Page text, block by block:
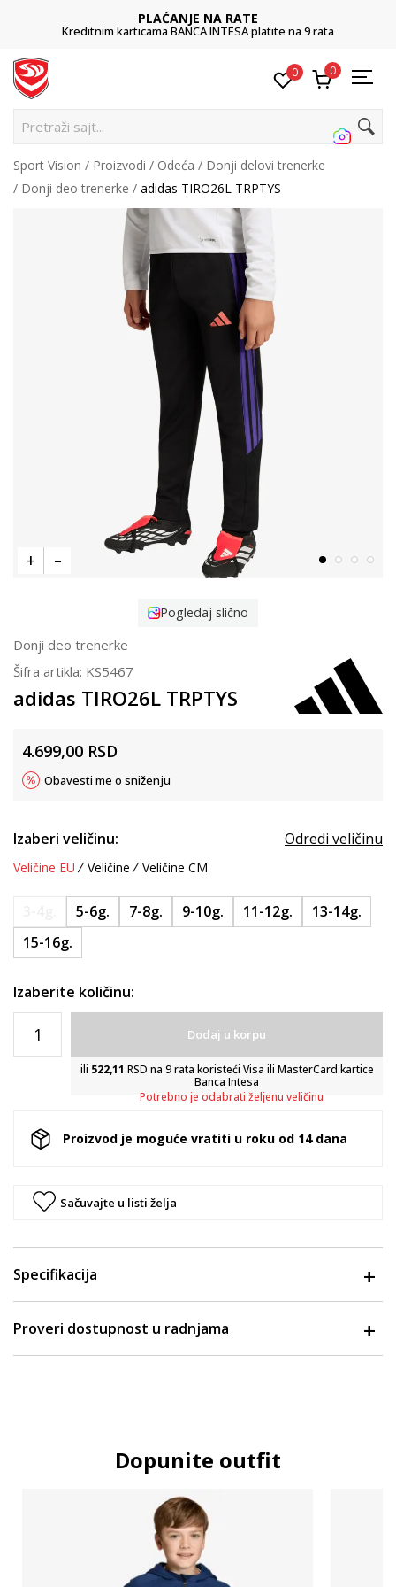
PLAĆANJE NA RATE
Kreditnim karticama BANCA INTESA platite na 9 rata
0 0
P
Sport Vision Proizvodi Odeća
Donji delovi trenerke
Donji deo trenerke
adidas TIRO26L TRPTYS
Pogledaj slično
Donji deo trenerke
Šifra artikla: KS5467
adidas TIRO26L TRPTYS
4.699,00 RSD
Obavesti me o sniženju
Izaberi veličinu: Odredi veličinu
Veličine EU Veličine Veličine CM
5-6g. 7-8g. 9-10g. 11-12g.
13-14g.
15-16g.
Izaberite količinu:
Dodaj u korpu
ili 522,11 RSD na 9 rata koristeći Visa ili MasterCard kartice
Banca Intesa
Potrebno je odabrati željenu veličinu
Proizvod je moguće vratiti u roku od 14 dana
Sačuvajte u listi želja
Specifikacija
Proveri dostupnost u radnjama
Dopunite outfit